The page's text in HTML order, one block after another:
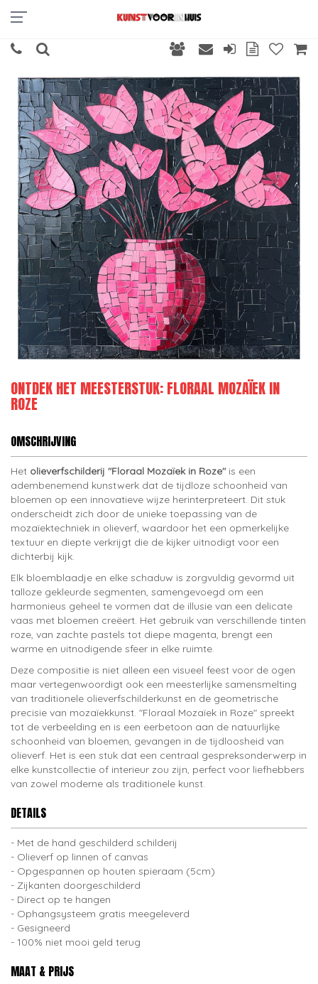
ONTDEK HET MEESTERSTUK: FLORAAL MOZAÏEK IN
ROZE
OMSCHRIJVING
Het olieverfschilderij "Floraal Mozaïek in Roze" is een
adembenemend kunstwerk dat de tijdloze schoonheid van
bloemen op een innovatieve wijze herinterpreteert. Dit stuk
onderscheidt zich door de unieke toepassing van de
mozaïektechniek in olieverf, waardoor het een opmerkelijke
textuur en diepte verkrijgt die de kijker uitnodigt voor een
dichterbij kijk.
Elk bloemblaadje en elke schaduw is zorgvuldig gevormd uit
talloze gekleurde segmenten, samengevoegd om een
harmonieus geheel te vormen dat de illusie van een delicate
vaas met bloemen creëert. Het gebruik van verschillende tinten
roze, van zachte pastels tot diepe magenta, brengt een
warme en uitnodigende sfeer in elke ruimte.
Deze compositie is niet alleen een visueel feest voor de ogen
maar vertegenwoordigt ook een meesterlijke samensmelting
van traditionele olieverfschilderkunst en de geometrische
precisie van mozaïekkunst. "Floraal Mozaïek in Roze" spreekt
tot de verbeelding en is een eerbetoon aan de natuurlijke
schoonheid van bloemen, gevangen in de tijdloosheid van
olieverf. Het is een stuk dat een centraal gespreksonderwerp in
elke kunstcollectie of interieur zou zijn, perfect voor liefhebbers
van zowel moderne als traditionele kunst.
DETAILS
Met de hand geschilderd schilderij
Olieverf op linnen of canvas
Opgespannen op houten spieraam (5cm)
Zijkanten doorgeschilderd
Direct op te hangen
Ophangsysteem gratis meegeleverd
Gesigneerd
100% niet mooi geld terug
MAAT & PRIJS